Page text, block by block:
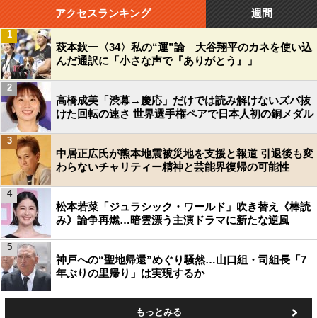
アクセスランキング 週間
萩本欽一〈34〉私の“運”論 大谷翔平のカネを使い込
んだ通訳に「小さな声で『ありがとう』」
1
高橋成美「渋幕→慶応」だけでは読み解けないズバ抜
けた回転の速さ 世界選手権ペアで日本人初の銅メダル
2
中居正広氏が熊本地震被災地を支援と報道 引退後も変
わらないチャリティー精神と芸能界復帰の可能性
3
松本若菜「ジュラシック・ワールド」吹き替え《棒読
み》論争再燃…暗雲漂う主演ドラマに新たな逆風
4
神戸への“聖地帰還”めぐり騒然…山口組・司組長「7
年ぶりの里帰り」は実現するか
5
もっとみる